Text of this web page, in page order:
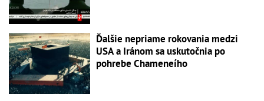
Ďalšie nepriame rokovania medzi
USA a Iránom sa uskutočnia po
pohrebe Chameneího